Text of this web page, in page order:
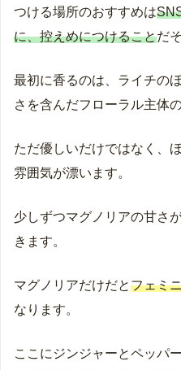
つける場所のおすすめは
に、控えめにつけることだ
最初に香るのは、ライチの
さを含んだフローラル主体の
ただ優しいだけではなく、
雰囲気が漂います。
少しずつマグノリアの甘さ
きます。
マグノリアだけだとフェミ
なります。
ここにジンジャーとペッパ